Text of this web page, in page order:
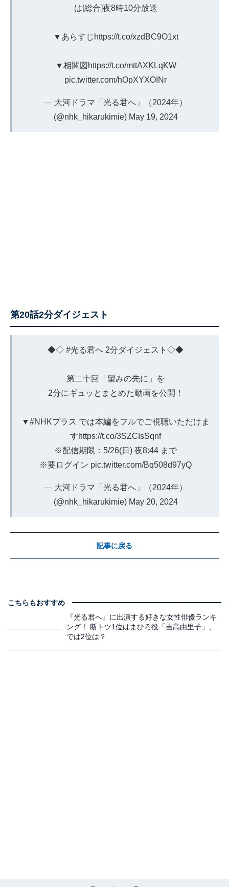
は[総合]夜8時10分放送
▼あらすじ https://t.co/xzdBC9O1xt
▼相関図 https://t.co/mttAXKLqKW
pic.twitter.com/hOpXYXOINr
— 大河ドラマ「光る君へ」（2024年）
(@nhk_hikarukimie) May 19, 2024
第20話2分ダイジェスト
◆◇ #光る君へ 2分ダイジェスト◇◆
第二十回「望みの先に」を
2分にギュッとまとめた動画を公開！
▼#NHKプラス では本編をフルでご視聴いただけま
すhttps://t.co/3SZCIsSqnf
※配信期限：5/26(日) 夜8:44 まで
※要ログイン pic.twitter.com/Bq508d97yQ
— 大河ドラマ「光る君へ」（2024年）
(@nhk_hikarukimie) May 20, 2024
記事に戻る
こちらもおすすめ
『光る君へ』に出演する好きな女性俳優ランキ
ング！ 断トツ1位はまひろ役「吉高由里子」、
では2位は？